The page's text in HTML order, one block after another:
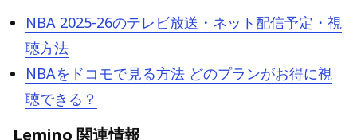
NBA 2025-26のテレビ放送・ネット配信予定・視
聴方法
NBAをドコモで見る方法 どのプランがお得に視
聴できる？
Lemino 関連情報